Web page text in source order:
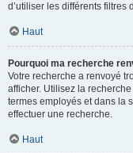
d’utiliser les différents
Haut
Pourquoi ma recherche
Votre recherche a renvoyé
afficher. Utilisez la
termes employés et dans la
effectuer une recherche.
Haut